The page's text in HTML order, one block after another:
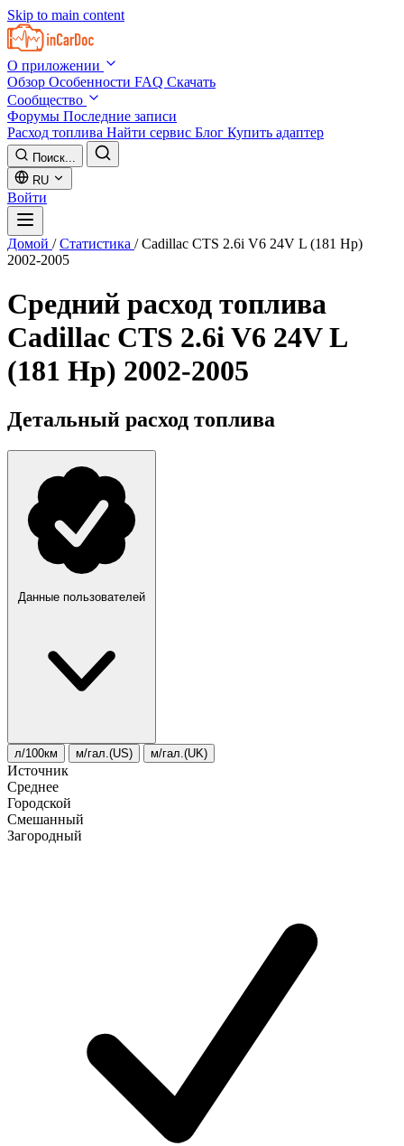
Skip to main content
О приложении
Обзор Особенности FAQ Скачать
Сообщество
Форумы Последние записи
Расход топлива Найти сервис Блог Купить адаптер
Поиск...
RU
Войти
Домой / Статистика / Cadillac CTS 2.6i V6 24V L (181 Hp)
2002-2005
Средний расход топлива
Cadillac CTS 2.6i V6 24V L
(181 Hp) 2002-2005
Детальный расход топлива
Данные пользователей
л/100км м/гал.(US) м/гал.(UK)
Источник
Среднее
Городской
Смешанный
Загородный